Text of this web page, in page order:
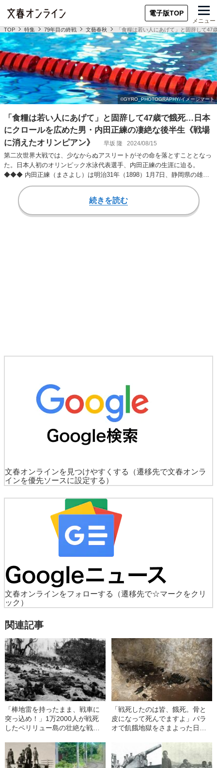
電子版TOP
メニュー
TOP 特集 79年目の終戦 文藝春秋 「食糧は若い人にあげて」と固辞して
「食糧は若い人にあげて」と固辞して47歳で餓死…日本
にクロールを広めた男・内田正練の凄絶な後半生《戦場
に消えたオリンピアン》
早坂 隆 2024/08/15
第二次世界大戦では、少なからぬアスリートがその命を落とすこととなっ
た。日本人初のオリンピック水泳代表選手、内田正練の生涯に迫る。
◆◆◆ 内田正練（まさよし）は明治31年（1898）1月7日、静岡県の雄踏
町（現・浜松市…
続きを読む
文春オンラインを見つけやすくする
（遷移先で文春オンラ
インを優先ソースに設定する）
文春オンラインをフォローする
（遷移先で☆マークをクリ
ック）
関連記事
「棒地雷を持ったまま、戦車に
突っ込め！」1万2000人が戦死
したペリリュー島の壮絶な戦法
「戦死したのは皆、餓死。骨と
皮になって死んでますよ」パラ
オで飢餓地獄をさまよった日本
いで銃殺も》